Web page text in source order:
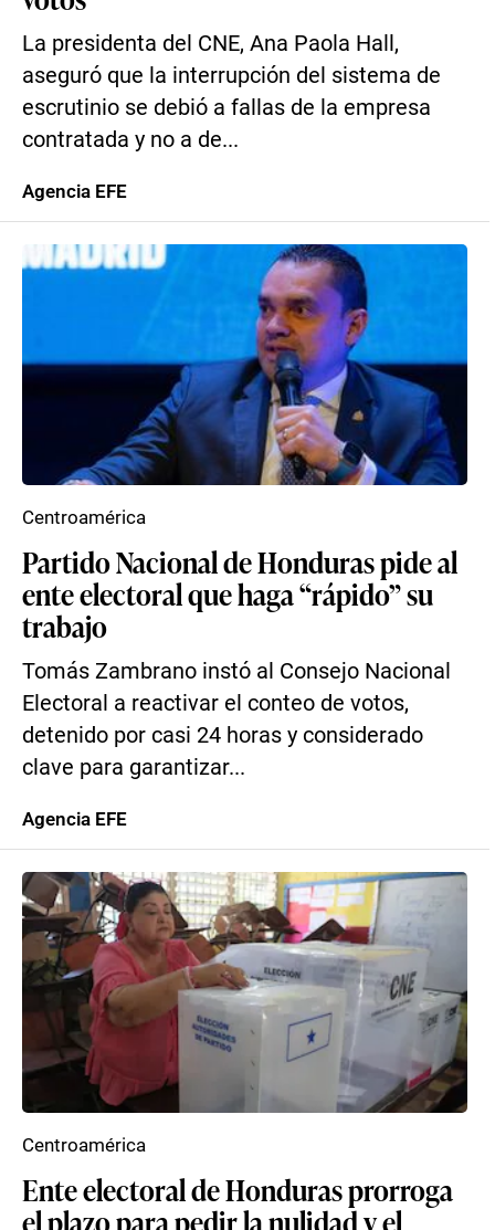
La presidenta del CNE, Ana Paola Hall,
aseguró que la interrupción del sistema de
escrutinio se debió a fallas de la empresa
contratada y no a de...
Agencia EFE
Partido Nacional de Honduras pide al
ente electoral que haga “rápido” su
trabajo
Tomás Zambrano instó al Consejo Nacional
Electoral a reactivar el conteo de votos,
detenido por casi 24 horas y considerado
clave para garantizar...
Centroamérica
Agencia EFE
Ente electoral de Honduras prorroga
el plazo para pedir la nulidad y el
Centroamérica